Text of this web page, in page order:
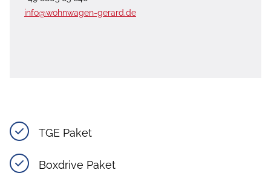
info@wohnwagen-gerard.de
TGE Paket
Boxdrive Paket